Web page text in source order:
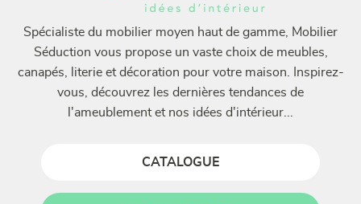
Spécialiste du mobilier moyen haut de gamme, Mobilier
Séduction vous propose un vaste choix de meubles,
canapés, literie et décoration pour votre maison. Inspirez-
vous, découvrez les dernières tendances de
l'ameublement et nos idées d'intérieur...
CATALOGUE